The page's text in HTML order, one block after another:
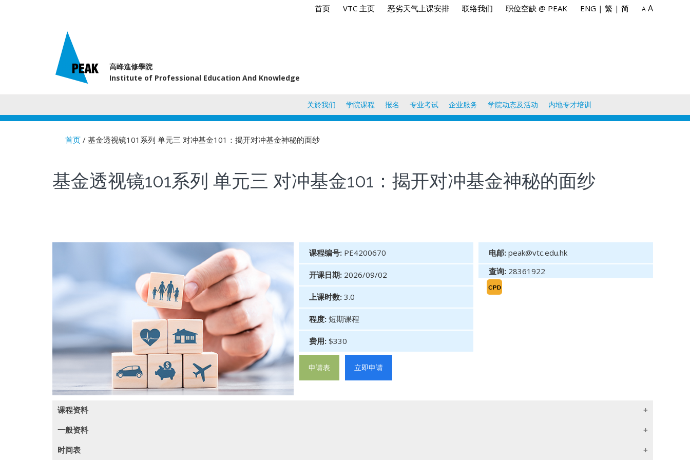
首页 VTC 主页 恶劣天气上课安排 联络我们 职位空缺 @ PEAK ENG | 繁 | 简 A A
高峰進修學院
Institute of Professional Education And Knowledge
关於我们 学院课程 报名 专业考试 企业服务 学院动态及活动 内地专才培训
首页 / 基金透视镜101系列 单元三 对冲基金101：揭开对冲基金神秘的面纱
基金透视镜101系列 单元三 对冲基金101：揭开对冲基金神秘的面纱
课程编号: PE4200670
开课日期: 2026/09/02
上课时数: 3.0
程度: 短期课程
费用: $330
申请表 立即申请
电邮: peak@vtc.edu.hk
查询: 28361922
课程资料
一般资料
时间表